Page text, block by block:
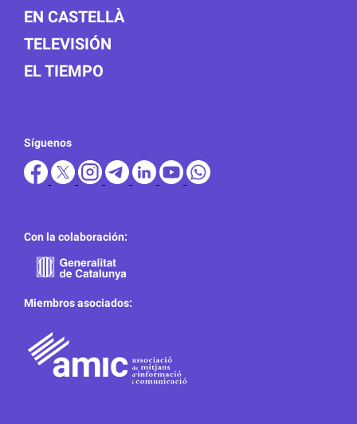
EN CASTELLÀ
TELEVISIÓN
EL TIEMPO
Síguenos
Con la colaboración:
Miembros asociados: